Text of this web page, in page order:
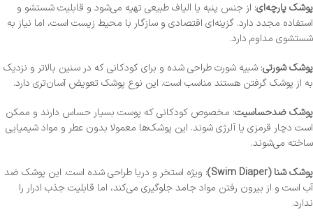
پوشک پارچه‌ای: از جنس پنبه یا الیاف طبیعی تهیه می‌شود و قابلیت شستشو و
استفاده مجدد دارد. گزینه‌ای اقتصادی و سازگار با محیط زیست است، اما نیاز به
شستشوی مداوم دارد.
پوشک شورتی: شبیه شورت طراحی شده و برای کودکانی که در سنین بالاتر و نزدیک
به از پوشک گرفتن هستند مناسب است. این نوع پوشک تعویض آسان‌تری دارد.
پوشک ضدحساسیت: مخصوص کودکانی که پوست بسیار حساس دارند و ممکن
است دچار قرمزی یا آلرژی شوند. این پوشک‌ها معمولا بدون عطر و مواد شیمیایی
ساخته می‌شوند.
پوشک شنا (Swim Diaper)
: ویژه استخر و دریا طراحی شده است. این پوشک ضد
آب است و از بیرون رفتن مواد جامد جلوگیری می‌کند، اما قابلیت جذب ادرار را
ندارد.